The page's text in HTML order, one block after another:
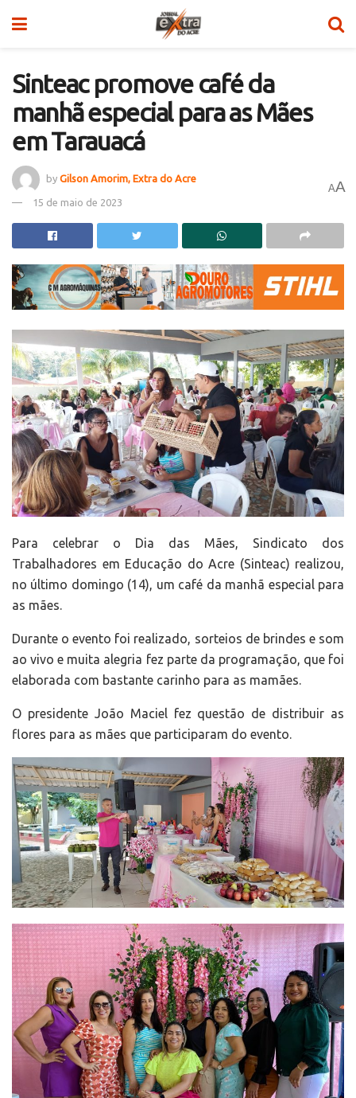
Sinteac promove café da
manhã especial para as Mães
em Tarauacá
by Gilson Amorim, Extra do Acre
15 de maio de 2023
AA
Para celebrar o Dia das Mães, Sindicato dos
Trabalhadores em Educação do Acre (Sinteac) realizou,
no último domingo (14), um café da manhã especial para
as mães.
Durante o evento foi realizado, sorteios de brindes e som
ao vivo e muita alegria fez parte da programação, que foi
elaborada com bastante carinho para as mamães.
O presidente João Maciel fez questão de distribuir as
flores para as mães que participaram do evento.